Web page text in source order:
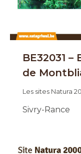
BE32031
de
Les sites Natura
Sivry-Rance